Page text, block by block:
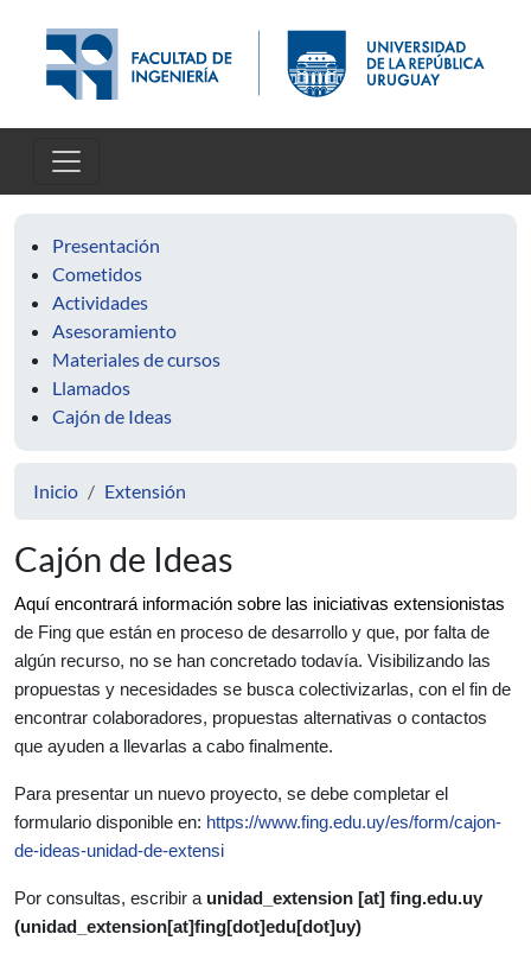
Presentación
Cometidos
Actividades
Asesoramiento
Materiales de cursos
Llamados
Cajón de Ideas
Inicio Extensión
Cajón de Ideas
de Fing que están en proceso de desarrollo y que, por falta de
algún recurso, no se han concretado todavía. Visibilizando las
propuestas y necesidades se busca colectivizarlas, con el fin de
encontrar colaboradores, propuestas alternativas o contactos
que ayuden a llevarlas a cabo finalmente.
Para presentar un nuevo proyecto, se debe completar el
formulario disponible en: https://www.fing.edu.uy/es/form/cajon-
de-ideas-unidad-de-extensi
Por consultas, escribir a unidad_extension [at] fing.edu.uy
(unidad_extension[at]fing[dot]edu[dot]uy)